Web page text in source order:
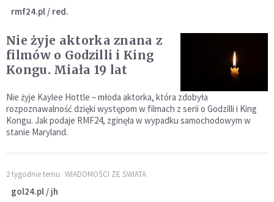
rmf24.pl / red.
Nie żyje aktorka znana z
filmów o Godzilli i King
Kongu. Miała 19 lat
Nie żyje Kaylee Hottle – młoda aktorka, która zdobyła
rozpoznawalność dzięki występom w filmach z serii o Godzilli i King
Kongu. Jak podaje RMF24, zginęła w wypadku samochodowym w
stanie Maryland.
2 tygodnie temu WIADOMOŚCI ZE ŚWIATA
gol24.pl / jh